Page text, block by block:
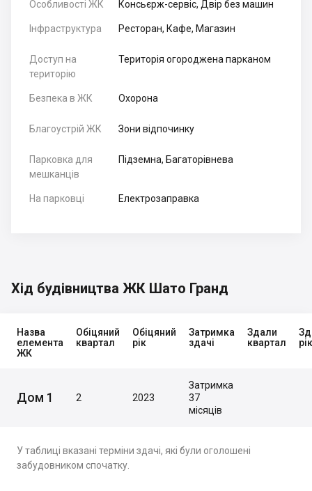
Особливості ЖК Консьєрж-сервіс, Двір без машин
Інфраструктура Ресторан, Кафе, Магазин
Доступ на
територію
Територія огороджена парканом
Безпека в ЖК Охорона
Благоустрій ЖК Зони відпочинку
Парковка для
мешканців
Підземна, Багаторівнева
На парковці Електрозаправка
Хід будівництва ЖК Шато Гранд
Назва
елемента
ЖК
Обіцяний
квартал
Обіцяний
рік
Затримка
здачі
Здали
квартал
рік
Дом 1 2 2023
Затримка
37
місяців
У таблиці вказані терміни здачі, які були оголошені
забудовником спочатку.